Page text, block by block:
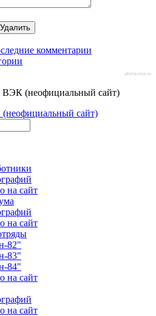
комментарии
afisha-msk.ru
(неофициальный сайт)
на сайт
на сайт
82"
83"
84"
на сайт
на сайт